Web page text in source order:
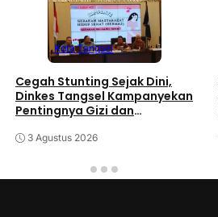
Kota Tangsel
Cegah Stunting Sejak Dini,
Dinkes Tangsel Kampanyekan
Pentingnya Gizi dan
3 Agustus 2026